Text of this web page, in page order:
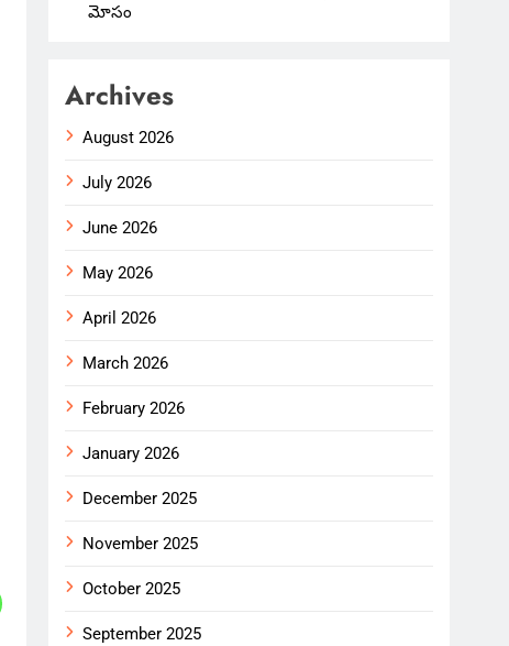
మోసం
Archives
August 2026
July 2026
June 2026
May 2026
April 2026
March 2026
February 2026
January 2026
December 2025
November 2025
October 2025
September 2025